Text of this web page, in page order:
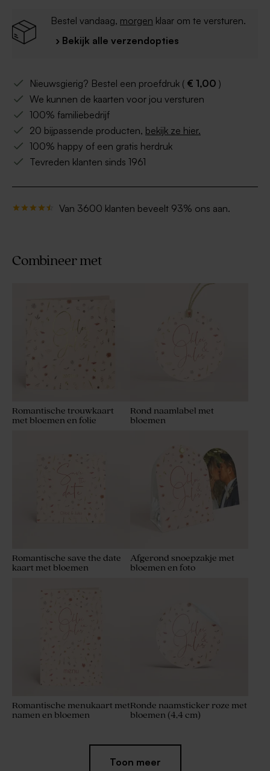
Bestel vandaag, morgen klaar om te versturen.
› Bekijk alle verzendopties
Nieuwsgierig? Bestel een proefdruk ( € 1,00 )
We kunnen de kaarten voor jou versturen
100% familiebedrijf
20 bijpassende producten, bekijk ze hier.
100% happy of een gratis herdruk
Tevreden klanten sinds 1961
Van 3600 klanten beveelt 93% ons aan.
Combineer met
Romantische trouwkaart
met bloemen en folie
Rond naamlabel met
bloemen
Romantische save the date
kaart met bloemen
Afgerond snoepzakje met
bloemen en foto
Romantische menukaart met
namen en bloemen
Ronde naamsticker roze met
bloemen (4,4 cm)
Toon meer